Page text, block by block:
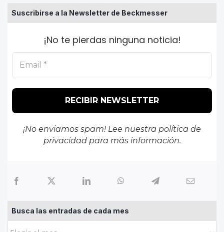
Suscribirse a la Newsletter de Beckmesser
¡No te pierdas ninguna noticia!
¡No enviamos spam! Lee nuestra política de
privacidadpara más información.
Busca las entradas de cada mes
Busca